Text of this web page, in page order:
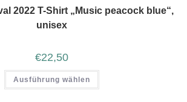
2022 T-Shirt „Music peacock blue“,
unisex
€22,50
Ausführung wählen